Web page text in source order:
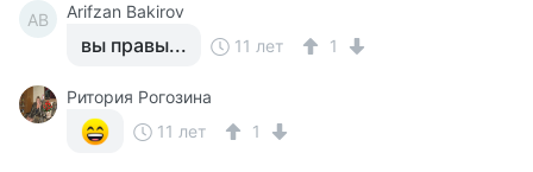
AB Arifzan Bakirov
вы правы... 11 лет 1
Ритория Рогозина
11 лет
1